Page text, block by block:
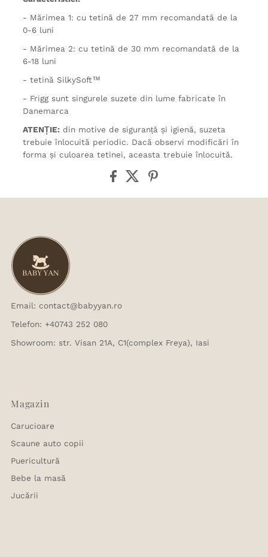
- Mărimea 1: cu tetină de 27 mm recomandată de la
0-6 luni
- Mărimea 2: cu tetină de 30 mm recomandată de la
6-18 luni
- tetină SilkySoft™
- Frigg sunt singurele suzete din lume fabricate în
Danemarca
ATENȚIE: din motive de siguranță și igienă, suzeta
trebuie înlocuită periodic. Dacă observi modificări în
forma și culoarea tetinei, aceasta trebuie înlocuită.
Email: contact@babyyan.ro
Telefon: +40743 252 080
Showroom: str. Visan 21A, C1(complex Freya), Iasi
Magazin
Carucioare
Scaune auto copii
Puericultură
Bebe la masă
Jucării